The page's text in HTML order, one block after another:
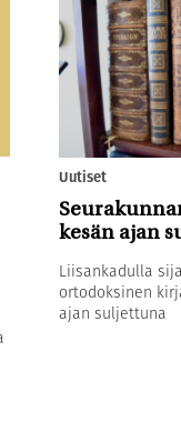
Uutiset
kesän ajan
Liisankadulla
ortodoksinen
ajan suljettuna